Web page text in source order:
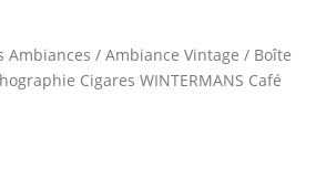
Ambiances / Ambiance Vintage / Boîte
Cigares WINTERMANS Café